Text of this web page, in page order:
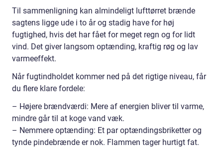
Til sammenligning kan almindeligt lufttørret brænde
sagtens ligge ude i to år og stadig have for høj
fugtighed, hvis det har fået for meget regn og for lidt
vind. Det giver langsom optænding, kraftig røg og lav
varmeeffekt.
Når fugtindholdet kommer ned på det rigtige niveau, får
du flere klare fordele:
– Højere brændværdi: Mere af energien bliver til varme,
mindre går til at koge vand væk.
– Nemmere optænding: Et par optændingsbriketter og
tynde pindebrænde er nok. Flammen tager hurtigt fat.